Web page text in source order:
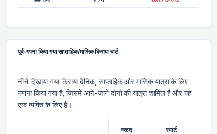
पूर्व-गणना किया गया साप्ताहिक/मासिक किराया चार्ट
नीचे दिखाया गया किराया दैनिक, साप्ताहिक और मासिक यात्रा के लिए
गणना किया गया है, जिसमें आने-जाने दोनों की यात्रा शामिल है और यह
एक व्यक्ति के लिए है।
नकद
स्मार्ट